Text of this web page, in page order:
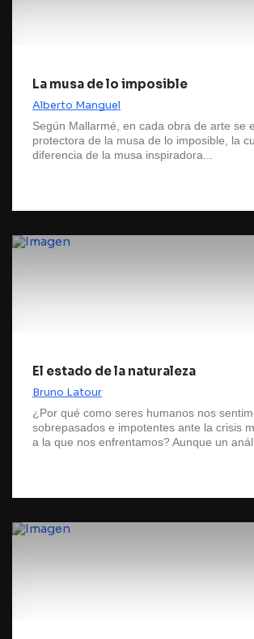
La musa de lo imposible
Alberto Manguel
Según Mallarmé, en cada obra de arte se
protectora de la musa de lo imposible, la
diferencia de la musa inspiradora...
El estado de la naturaleza
Bruno Latour
¿Por qué como seres humanos nos
sobrepasados e impotentes ante la crisis
a la que nos enfrentamos? Aunque un